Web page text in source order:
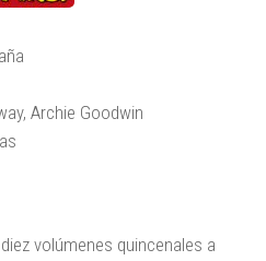
Archie Goodwin
volúmenes quincenales a